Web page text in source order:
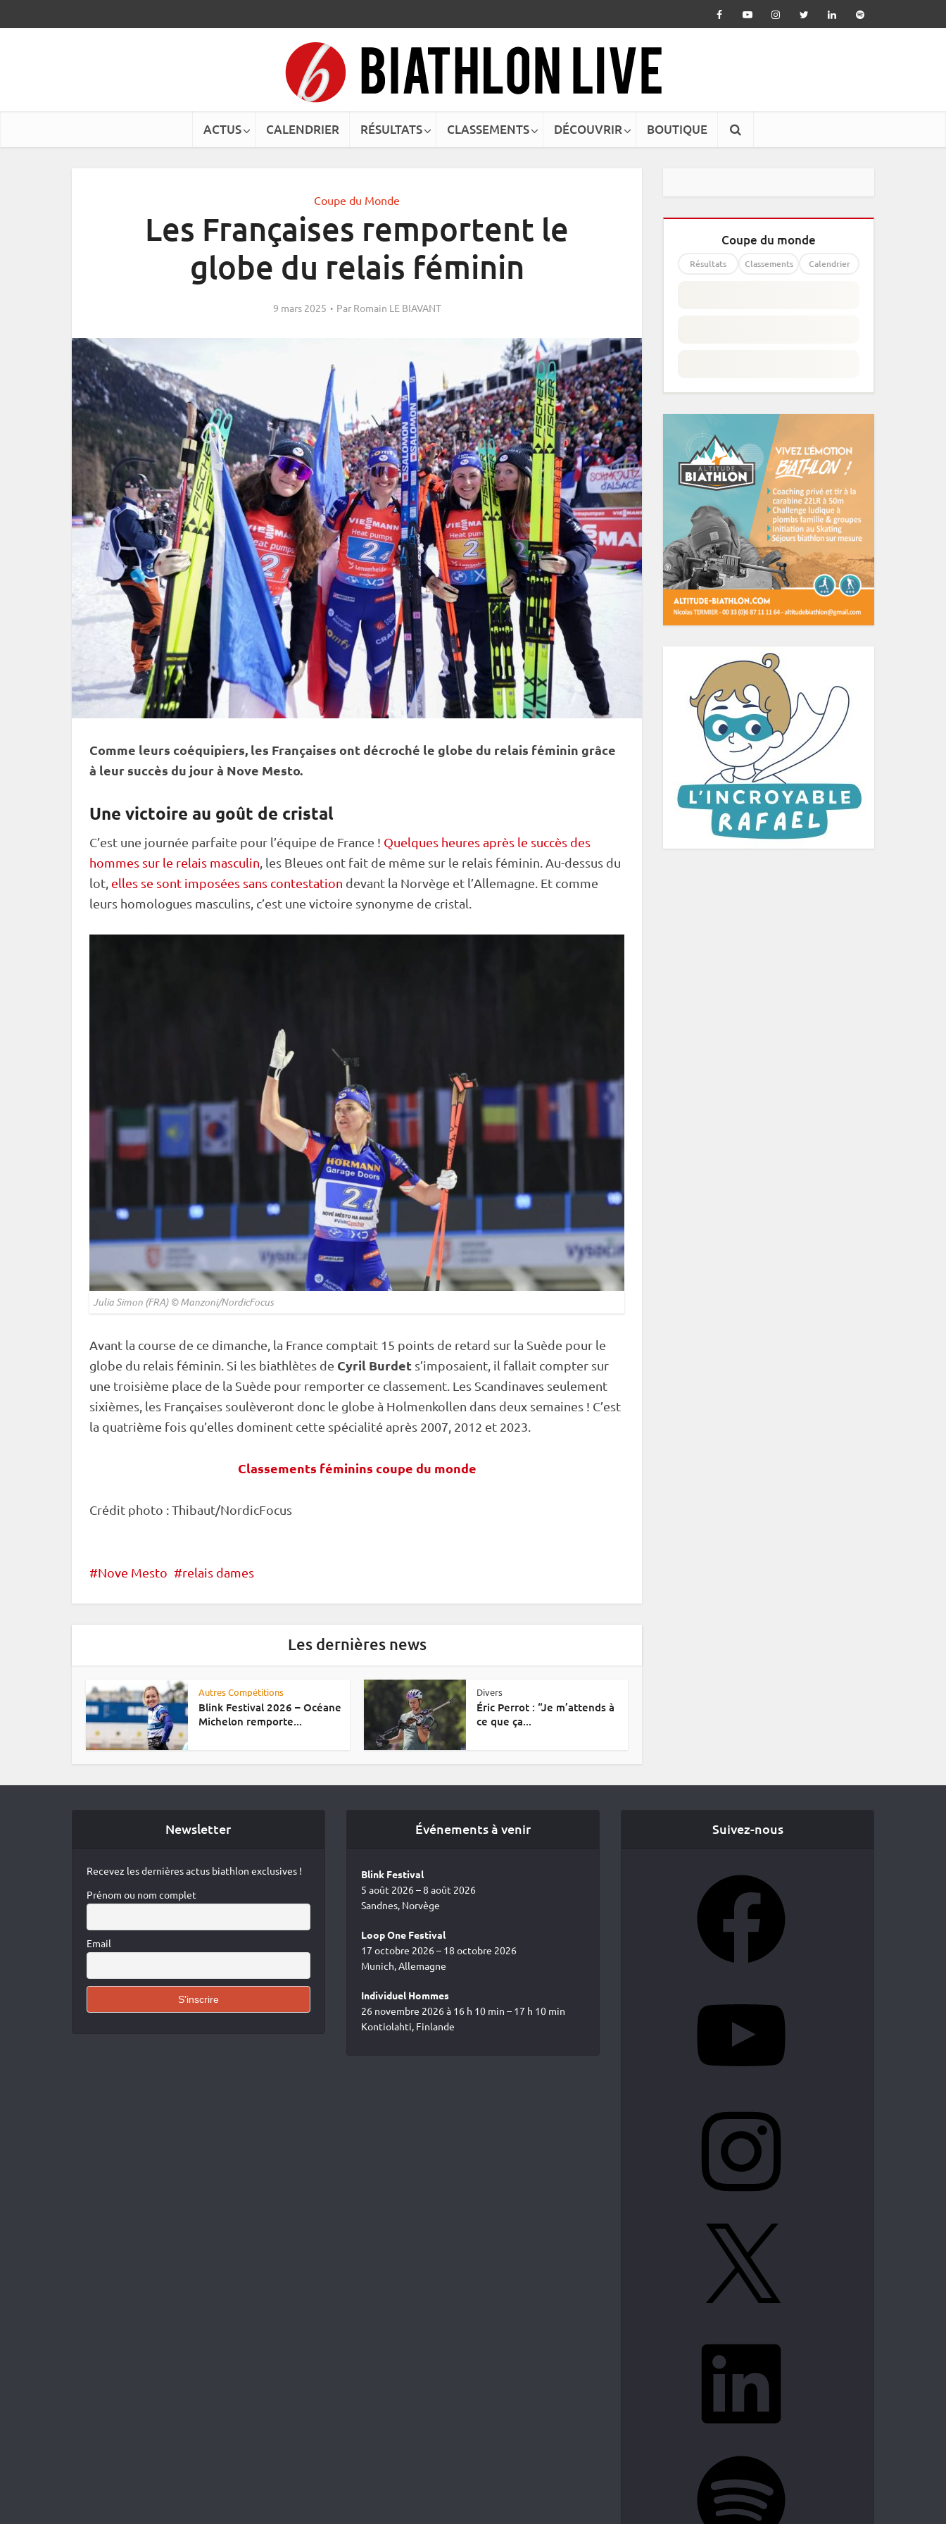
ACTUS CALENDRIER RÉSULTATS CLASSEMENTS DÉCOUVRIR BOUTIQUE
Coupe du Monde
Les Françaises remportent le
globe du relais féminin
9 mars 2025 Par Romain LE BIAVANT
Comme leurs coéquipiers, les Françaises ont décroché le globe du relais féminin grâce
à leur succès du jour à Nove Mesto.
Une victoire au goût de cristal
C’est une journée parfaite pour l’équipe de France ! Quelques heures après le succès des
hommes sur le relais masculin , les Bleues ont fait de même sur le relais féminin. Au-dessus du
lot, elles se sont imposées sans contestation devant la Norvège et l’Allemagne. Et comme
leurs homologues masculins, c’est une victoire synonyme de cristal.
Julia Simon (FRA) © Manzoni/NordicFocus
Avant la course de ce dimanche, la France comptait 15 points de retard sur la Suède pour le
globe du relais féminin. Si les biathlètes de Cyril Burdet s’imposaient, il fallait compter sur
une troisième place de la Suède pour remporter ce classement. Les Scandinaves seulement
sixièmes, les Françaises soulèveront donc le globe à Holmenkollen dans deux semaines ! C’est
la quatrième fois qu’elles dominent cette spécialité après 2007, 2012 et 2023.
Classements féminins coupe du monde
Crédit photo : Thibaut/NordicFocus
Nove Mesto relais dames
Les dernières news
Autres Compétitions
Blink Festival 2026 – Océane
Michelon remporte...
Divers
Éric Perrot : “Je m’attends à
ce que ça...
Coupe du monde
Résultats Classements Calendrier
Newsletter
Recevez les dernières actus biathlon exclusives !
Prénom ou nom complet
Email
Événements à venir
Blink Festival
5 août 2026 – 8 août 2026
Sandnes, Norvège
Loop One Festival
17 octobre 2026 – 18 octobre 2026
Munich, Allemagne
Individuel Hommes
26 novembre 2026 à 16 h 10 min – 17 h 10 min
Kontiolahti, Finlande
Suivez-nous